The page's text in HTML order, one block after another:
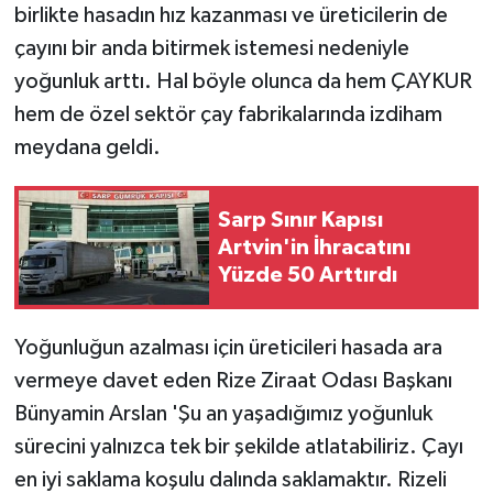
birlikte hasadın hız kazanması ve üreticilerin de
çayını bir anda bitirmek istemesi nedeniyle
yoğunluk arttı. Hal böyle olunca da hem ÇAYKUR
hem de özel sektör çay fabrikalarında izdiham
meydana geldi.
Sarp Sınır Kapısı
Artvin'in İhracatını
Yüzde 50 Arttırdı
Yoğunluğun azalması için üreticileri hasada ara
vermeye davet eden Rize Ziraat Odası Başkanı
Bünyamin Arslan 'Şu an yaşadığımız yoğunluk
sürecini yalnızca tek bir şekilde atlatabiliriz. Çayı
en iyi saklama koşulu dalında saklamaktır. Rizeli